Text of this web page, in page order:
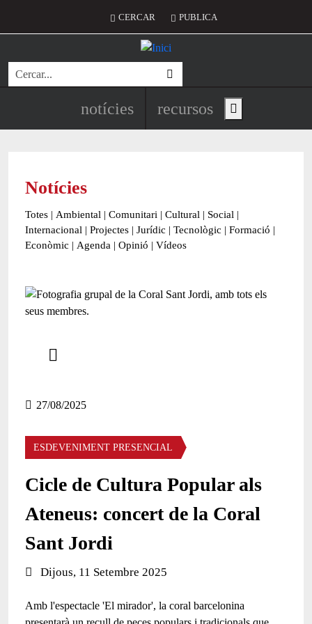
Menú del compte d'usuari
CERCAR PUBLICA
Cerca
Navegació principal de
notícies recursos Show main menu
Notícies
Totes | Ambiental | Comunitari | Cultural | Social |
Internacional | Projectes | Jurídic | Tecnològic | Formació |
Econòmic | Agenda | Opinió | Vídeos
27/08/2025
ESDEVENIMENT PRESENCIAL
Cicle de Cultura Popular als
Ateneus: concert de la Coral
Sant Jordi
Data de l'esdeveniment:
Dijous, 11 Setembre 2025
Amb l'espectacle 'El mirador', la coral barcelonina